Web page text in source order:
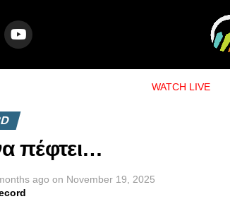
WATCH LIVE
πέφτει…
ago on November 19, 2025